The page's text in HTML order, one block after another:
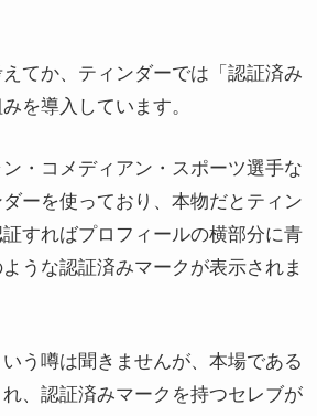
てか、ティンダーでは「認証済み
を導入しています。
・コメディアン・スポーツ選手な
ーを使っており、本物だとティン
すればプロフィールの横部分に青
うな認証済みマークが表示されま
う噂は聞きませんが、本場である
、認証済みマークを持つセレブが